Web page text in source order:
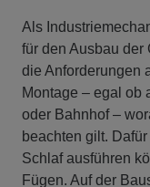
Als
für den Ausbau der
die Anforderungen
Montage – egal ob
oder Bahnhof –
beachten gilt.
Schlaf ausführen
Fügen. Auf der